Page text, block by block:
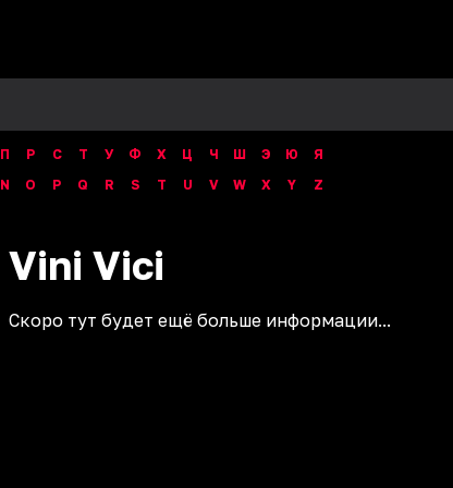
П Р С Т У Ф Х Ц Ч Ш Э Ю
Я
N O P Q R S T U V W X Y Z
Vini Vici
Скоро тут будет ещё больше информации...